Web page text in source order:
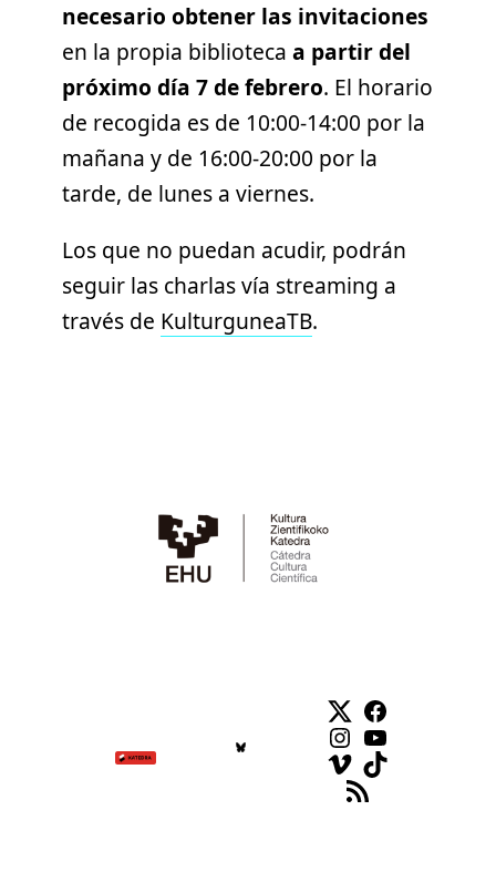
necesario obtener las invitaciones
en la propia biblioteca a partir del
próximo día 7 de febrero. El horario
de recogida es de 10:00-14:00 por la
mañana y de 16:00-20:00 por la
tarde, de lunes a viernes.
Los que no puedan acudir, podrán
seguir las charlas vía streaming a
través de KulturguneaTB.
TwitterFacebook
Instagram
YouTube
VimeoTikTok
Feed RSS